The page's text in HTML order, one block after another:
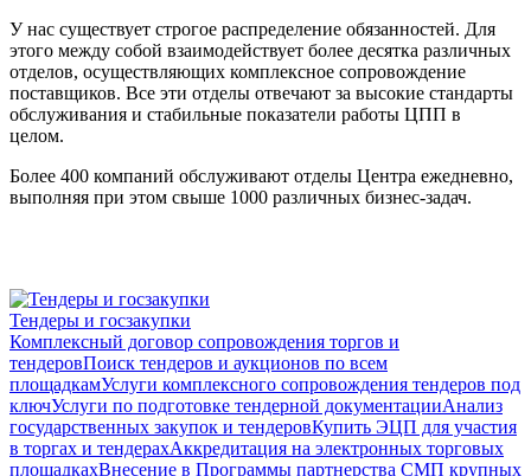
У нас существует строгое распределение обязанностей. Для
этого между собой взаимодействует более десятка различных
отделов, осуществляющих комплексное сопровождение
поставщиков. Все эти отделы отвечают за высокие стандарты
обслуживания и стабильные показатели работы ЦПП в
целом.
Более 400 компаний обслуживают отделы Центра ежедневно,
выполняя при этом свыше 1000 различных бизнес-задач.
Тендеры и госзакупки
Комплексный договор сопровождения торгов и
тендеровПоиск тендеров и аукционов по всем
площадкамУслуги комплексного сопровождения тендеров под
ключУслуги по подготовке тендерной документацииАнализ
государственных закупок и тендеровКупить ЭЦП для участия
в торгах и тендерахАккредитация на электронных торговых
площадкахВнесение в Программы партнерства СМП крупных